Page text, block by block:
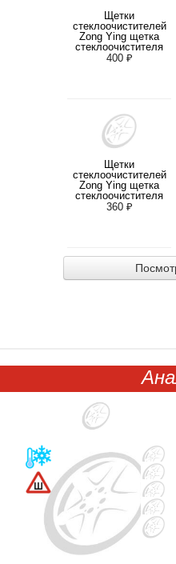
Щетки
стеклоочистителей
Zong Ying щетка
стеклоочистителя
бескаркасная 28-
400 ₽
Щетки
стеклоочистителей
Zong Ying щетка
стеклоочистителя
бескаркасная 24-
360 ₽